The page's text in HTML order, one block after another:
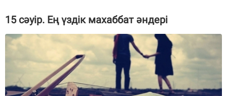
15 сәуір. Ең үздік махаббат әндері